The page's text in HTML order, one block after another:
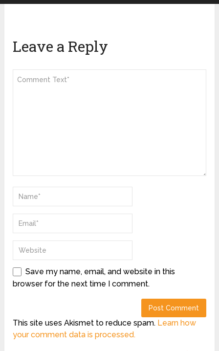
Leave a Reply
Save my name, email, and website in this
browser for the next time I comment.
This site uses Akismet to reduce spam. Learn how
your comment data is processed.